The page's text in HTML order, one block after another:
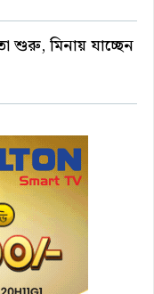
শুরু, মিনায় যাচ্ছেন